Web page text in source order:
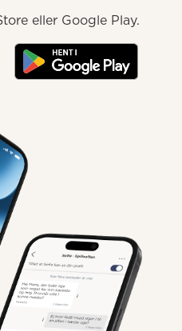
eller Google Play.